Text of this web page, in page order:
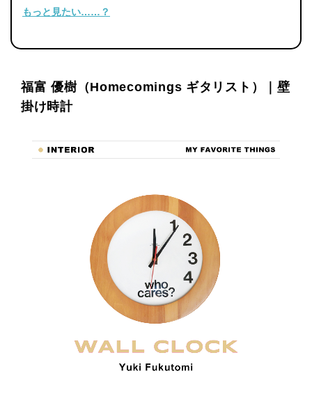
もっと見たい……？
福富 優樹（Homecomings ギタリスト）｜壁
掛け時計